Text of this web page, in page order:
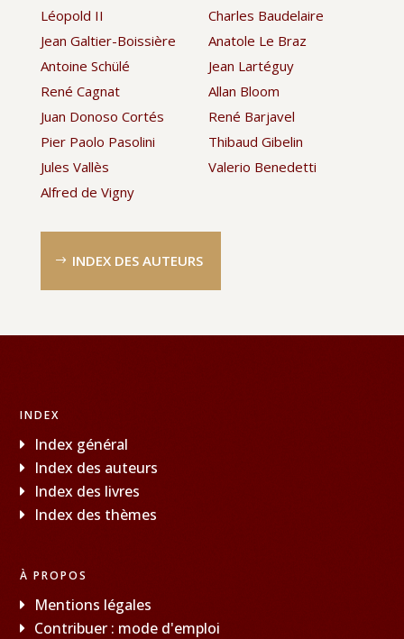
Léopold II
Jean Galtier-Boissière
Antoine Schülé
René Cagnat
Juan Donoso Cortés
Pier Paolo Pasolini
Jules Vallès
Alfred de Vigny
Charles Baudelaire
Anatole Le Braz
Jean Lartéguy
Allan Bloom
René Barjavel
Thibaud Gibelin
Valerio Benedetti
INDEX DES AUTEURS
INDEX
Index général
Index des auteurs
Index des livres
Index des thèmes
À PROPOS
Mentions légales
Contribuer : mode d'emploi